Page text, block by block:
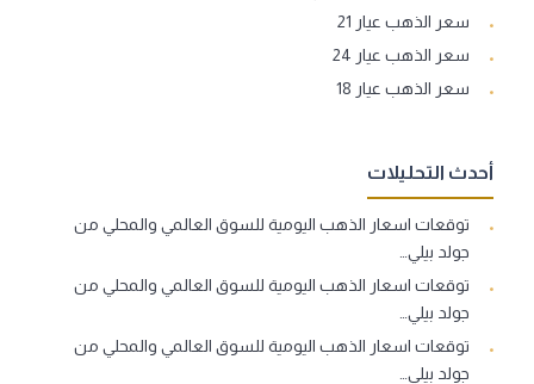
سعر الذهب عيار 21
سعر الذهب عيار 24
سعر الذهب عيار 18
أحدث التحليلات
توقعات اسعار الذهب اليومية للسوق العالمي والمحلي من
جولد بيلي…
توقعات اسعار الذهب اليومية للسوق العالمي والمحلي من
جولد بيلي…
توقعات اسعار الذهب اليومية للسوق العالمي والمحلي من
جولد بيلي…